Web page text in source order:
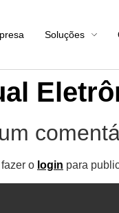
Soluções
o login para